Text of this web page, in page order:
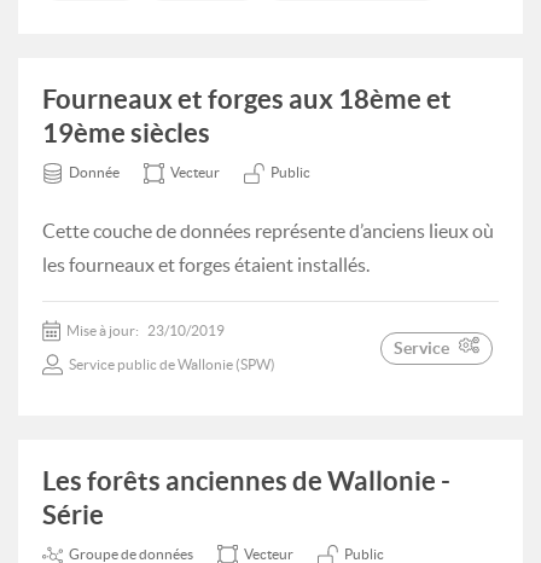
Fourneaux et forges aux 18ème et
19ème siècles
Donnée Vecteur Public
Cette couche de données représente d’anciens lieux où
les fourneaux et forges étaient installés.
Mise à jour: 23/10/2019
Service public de Wallonie (SPW)
Service
Les forêts anciennes de Wallonie -
Série
Groupe de données Vecteur Public